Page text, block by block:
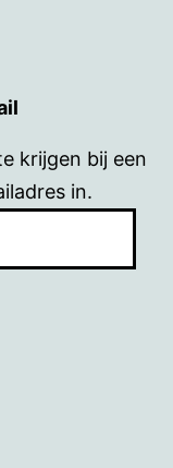
krijgen bij een
in.